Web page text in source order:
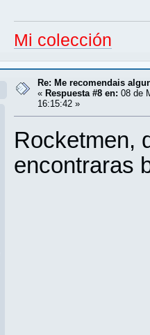
Mi colección
Re: Me recomendais
« Respuesta #8 en: 08 de
16:15:42 »
Rocketmen,
encontraras